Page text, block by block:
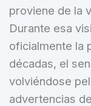
proviene de la
Durante esa
oficialmente la
décadas, el
volviéndose
advertencias